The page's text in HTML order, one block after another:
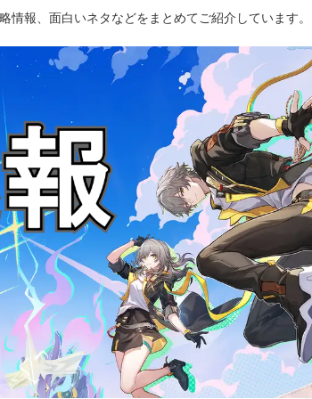
報、面白いネタなどをまとめてご紹介しています。